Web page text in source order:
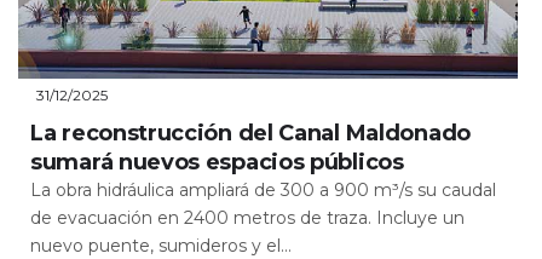
31/12/2025
La reconstrucción del Canal Maldonado
sumará nuevos espacios públicos
La obra hidráulica ampliará de 300 a 900 m³/s su caudal
de evacuación en 2400 metros de traza. Incluye un
nuevo puente, sumideros y el...